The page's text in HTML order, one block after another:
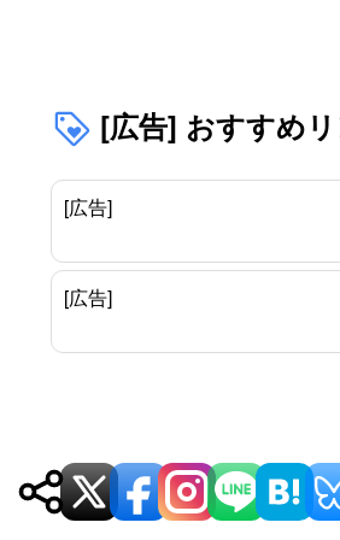
[広告] おすすめ
[広告]
[広告]